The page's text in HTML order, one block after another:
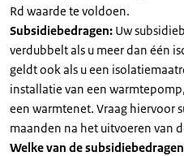
Rd waarde te voldoen.
Subsidiebedragen: Uw
verdubbelt als u meer dan één
geldt ook als u een
installatie van een
een warmtenet. Vraag hiervoor
maanden na het uitvoeren van
Welke van de